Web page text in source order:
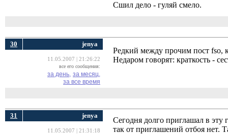
Сшил дело - гуляй смело.
30 jenya
11.05.2007 | 21:26:22
все его сообщения:
за день, за месяц,
за все время
Редкий между прочим пост fso,
Недаром говорят: краткость -
31 jenya
11.05.2007 | 21:31:18
Сегодня долго приглашал в эту
так от приглашений отбоя нет.